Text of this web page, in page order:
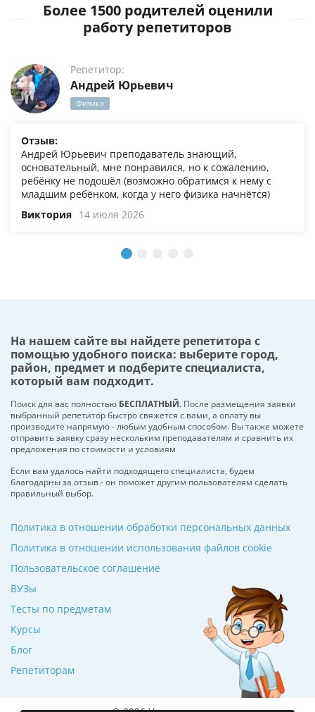
Более 1500 родителей оценили
работу репетиторов
Репетитор:
Андрей Юрьевич
Физика
Отзыв:
Андрей Юрьевич преподаватель знающий,
основательный, мне понравился, но к сожалению,
ребёнку не подошёл (возможно обратимся к нему с
младшим ребёнком, когда у него физика начнётся)
Виктория 14 июля 2026
На нашем сайте вы найдете репетитора с
помощью удобного поиска: выберите город,
район, предмет и подберите специалиста,
который вам подходит.
Поиск для вас полностью БЕСПЛАТНЫЙ. После размещения заявки
выбранный репетитор быстро свяжется с вами, а оплату вы
производите напрямую - любым удобным способом. Вы также можете
отправить заявку сразу нескольким преподавателям и сравнить их
предложения по стоимости и условиям
Если вам удалось найти подходящего специалиста, будем
благодарны за отзыв - он поможет другим пользователям сделать
правильный выбор.
ВУЗы
Тесты по предметам
Курсы
Блог
Репетиторам
Политика в отношении обработки персональных данных
Политика в отношении использования файлов cookie
Пользовательское соглашение